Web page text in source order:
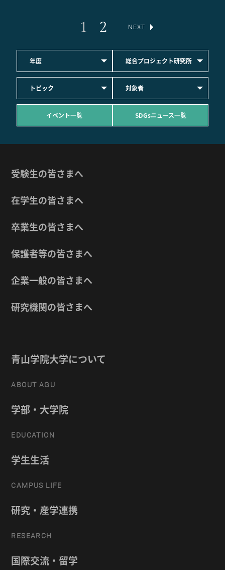
1 2 NEXT
年度 総合プロジェクト研究所
トピック 対象者
イベント一覧 SDGsニュース一覧
受験生の皆さまへ
在学生の皆さまへ
卒業生の皆さまへ
保護者等の皆さまへ
企業一般の皆さまへ
研究機関の皆さまへ
青山学院大学について
ABOUT AGU
学部・大学院
EDUCATION
学生生活
CAMPUS LIFE
研究・産学連携
RESEARCH
国際交流・留学